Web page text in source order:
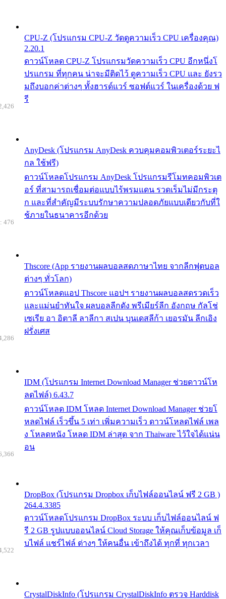
CPU-Z (โปรแกรม CPU-Z วัดดูความเร็ว CPU เครื่องคุณ)
2.20.1
ดาวน์โหลด CPU-Z โปรแกรมวัดความเร็ว CPU อีกหนึ่งโ
ปรแกรม ที่ทุกคน น่าจะมีติดไว้ ดูความเร็ว CPU และ ยังรว
มถึงบอกค่าต่างๆ ทั้งฮารด์แวร์ ซอฟต์แวร์ ในเครื่องด้วย ฟ
รี
AnyDesk (โปรแกรม AnyDesk ควบคุมคอมพิวเตอร์ระยะไ
กล ใช้ฟรี)
ดาวน์โหลดโปรแกรม AnyDesk โปรแกรมรีโมทคอมพิวเต
อร์ ที่สามารถเชื่อมต่อแบบไร้พรมแดน รวดเร็มไม่มีกระตุ
ก และที่สำคัญมีระบบรักษาความปลอดภัยแบบเดียวกับที่ใ
ช้ภายในธนาคารอีกด้วย
Thscore (App รายงานผลบอลสดภาษาไทย จากลีกฟุตบอล
ต่างๆ ทั่วโลก)
ดาวน์โหลดแอป Thscore แอปฯ รายงานผลบอลสดรวดเร็ว
และแม่นยำทันใจ ผลบอลลีกดัง พรีเมียร์ลีก อังกฤษ กัลโช่
เซเรีย อา อิตาลี ลาลีกา สเปน บุนเดสลีก้า เยอรมัน ลีกเอิง
ฝรั่งเศส
476
IDM (โปรแกรม Internet Download Manager ช่วยดาวน์โห
ลดไฟล์) 6.43.7
ดาวน์โหลด IDM โหลด Internet Download Manager ช่วยโ
หลดไฟล์ เร็วขึ้น 5 เท่า เพิ่มความเร็ว ดาวน์โหลดไฟล์ เพล
ง โหลดหนัง โหลด IDM ล่าสุด จาก Thaiware ไว้ใจได้แน่น
อน
DropBox (โปรแกรม Dropbox เก็บไฟล์ออนไลน์ ฟรี 2 GB )
264.4.3385
ดาวน์โหลดโปรแกรม DropBox ระบบ เก็บไฟล์ออนไลน์ ฟ
รี 2 GB รูปแบบออนไลน์ Cloud Storage ให้คุณเก็บข้อมูล เก็
บไฟล์ แชร์ไฟล์ ต่างๆ ให้คนอื่น เข้าถึงได้ ทุกที่ ทุกเวลา
CrystalDiskInfo (โปรแกรม CrystalDiskInfo ตรวจ Harddisk